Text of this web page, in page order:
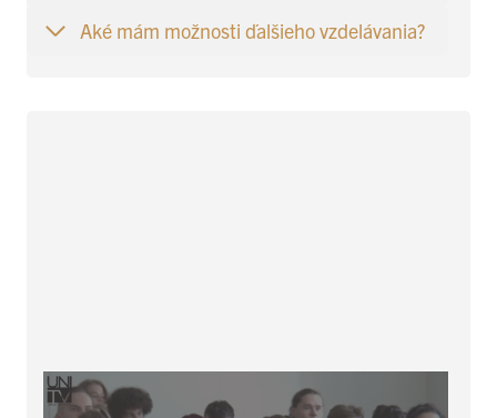
Aké mám možnosti ďalšieho vzdelávania?